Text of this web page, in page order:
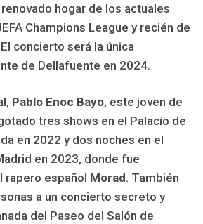
hogar de los actuales
Champions League y recién de
El concierto será la única
de Dellafuente en 2024.
Pablo Enoc Bayo, este joven de
tres shows en el Palacio de
en 2022 y dos noches en el
en 2023, donde fue
rapero español Morad. También
a un concierto secreto y
del Paseo del Salón de